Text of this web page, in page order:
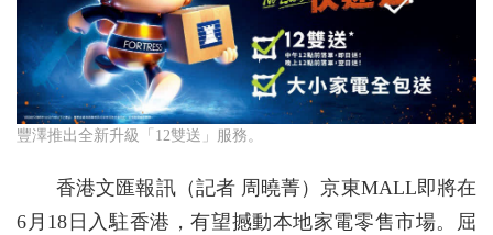
豐澤推出全新升級「12雙送」服務。
香港文匯報訊（記者 周曉菁）京東MALL即將在
6月18日入駐香港，有望撼動本地家電零售市場。屈